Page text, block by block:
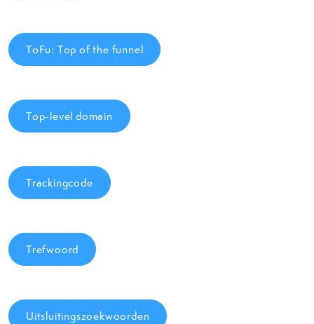
ToFu: Top of the funnel
Top-level domain
Trackingcode
Trefwoord
Uitsluitingszoekwoorden